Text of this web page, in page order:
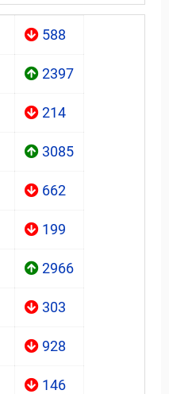
588
2397
214
3085
662
199
2966
303
928
146